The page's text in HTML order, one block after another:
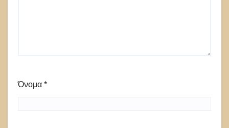
Όνομα *